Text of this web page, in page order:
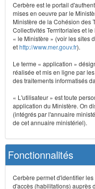
Cerbère est le portail
mises en oeuvre par le
Ministère de la Cohésion des
Collectivités Terrritoriales et
« le Ministère » (voir les sites
ethttp://www.mer.gouv.fr).
Le terme « application »
réalisée et mis en ligne par
des traitements informatisés
« L'utilisateur » est toute
application du Ministère. On
(intégrés par l'annuaire
de cet annuaire ministériel).
Fonctionnalités
Cerbère permet d'identifier
d'accès (habilitations) auprès